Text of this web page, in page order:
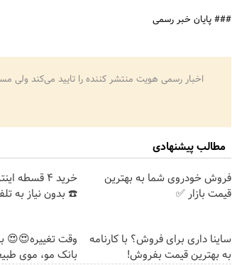
### پایان خبر رسمی
اخبار رسمی هویت منتشر کننده را تایید می‌کند
مطالب پیشنهادی
فروش خودروی شما به بهترین
قیمت بازار ✅
خرید 4 قسطه
☎️ بدون نیاز به
ساینا داری برای فروش؟ با کارنامه
به بهترین قیمت بفروش!
بانک مو، موی